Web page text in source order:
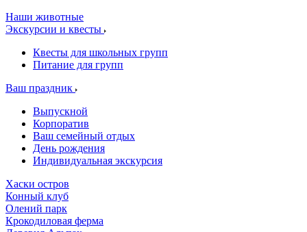
Наши животные
Экскурсии и квесты
Квесты для школьных групп
Питание для групп
Ваш праздник
Выпускной
Корпоратив
Ваш семейный отдых
День рождения
Индивидуальная экскурсия
Хаски остров
Конный клуб
Олений парк
Крокодиловая ферма